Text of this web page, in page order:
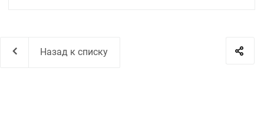
Назад к списку